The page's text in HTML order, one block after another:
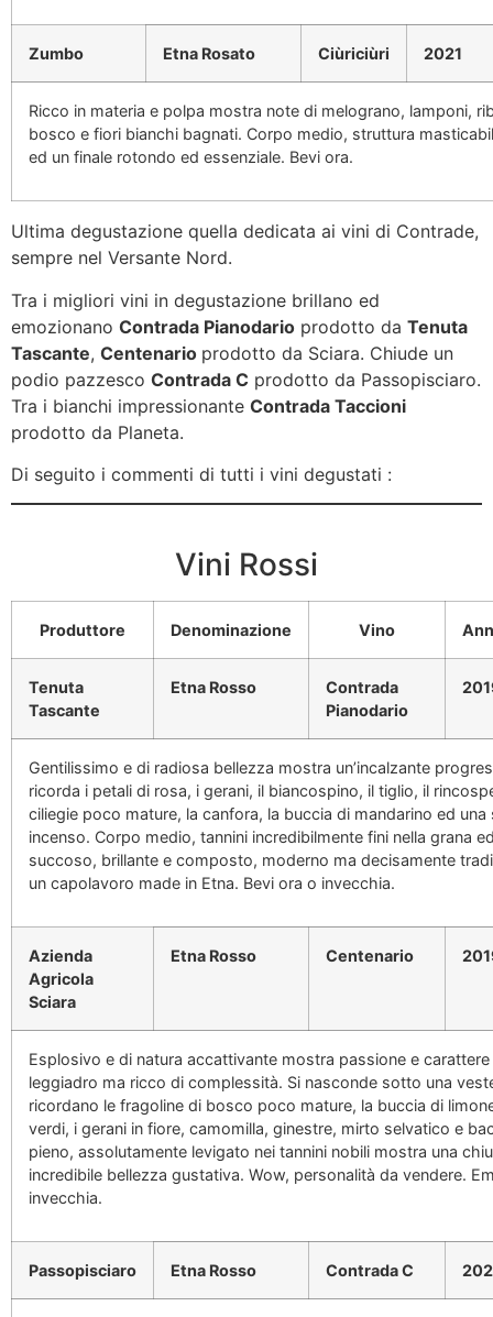
Zumbo Etna Rosato Ciùriciùri 2021
Ricco in materia e polpa mostra note di melograno, lamponi,
bosco e fiori bianchi bagnati. Corpo medio, struttura
ed un finale rotondo ed essenziale. Bevi ora.
Ultima degustazione quella dedicata ai vini di Contrade,
sempre nel Versante Nord.
Tra i migliori vini in degustazione brillano ed
emozionano Contrada Pianodario prodotto da Tenuta
Tascante, Centenario prodotto da Sciara. Chiude un
podio pazzesco Contrada C prodotto da Passopisciaro.
Tra i bianchi impressionante Contrada Taccioni
prodotto da Planeta.
Di seguito i commenti di tutti i vini degustati :
Vini Rossi
Produttore Denominazione Vino
Tenuta
Tascante
Etna Rosso
Contrada
Pianodario
Gentilissimo e di radiosa bellezza mostra un’incalzante
ricorda i petali di rosa, i gerani, il biancospino, il tiglio, il
ciliegie poco mature, la canfora, la buccia di mandarino ed
incenso. Corpo medio, tannini incredibilmente fini nella grana
succoso, brillante e composto, moderno ma decisamente
un capolavoro made in Etna. Bevi ora o invecchia.
Azienda
Agricola
Sciara
Etna Rosso Centenario
Esplosivo e di natura accattivante mostra passione e
leggiadro ma ricco di complessità. Si nasconde sotto una
ricordano le fragoline di bosco poco mature, la buccia di
verdi, i gerani in fiore, camomilla, ginestre, mirto selvatico e
pieno, assolutamente levigato nei tannini nobili mostra una
incredibile bellezza gustativa. Wow, personalità da vendere.
invecchia.
Passopisciaro Etna Rosso Contrada C